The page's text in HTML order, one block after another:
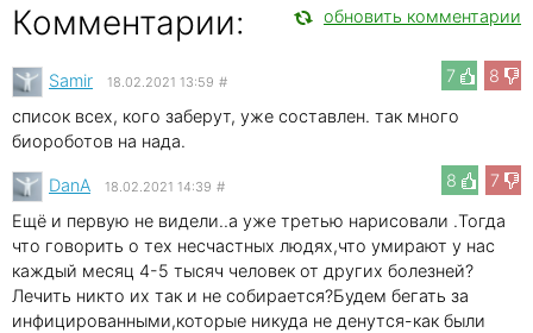
Комментарии: обновить комментарии
7 8
Samir 18.02.2021 13:59 #
список всех, кого заберут, уже составлен. так много
биороботов на нада.
8
7
DanА 18.02.2021 14:39 #
Ещё и первую не видели..а уже третью нарисовали .Тогда
что говорить о тех несчастных людях,что умирают у нас
каждый месяц 4-5 тысяч человек от других болезней?
Лечить никто их так и не собирается?Будем бегать за
инфицированными,которые никуда не денутся-как были